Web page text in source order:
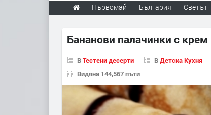
Първомай България Светът
Бананови палачинки с крем
ВТестени десерти ВДетска Кухня
Видяна 144,567 пъти